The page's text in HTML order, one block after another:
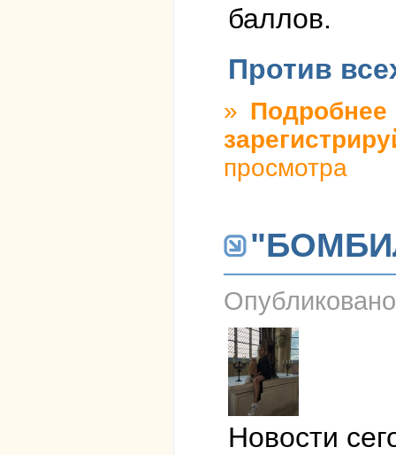
баллов.
Против
» Подробнее
просмотра
Новости